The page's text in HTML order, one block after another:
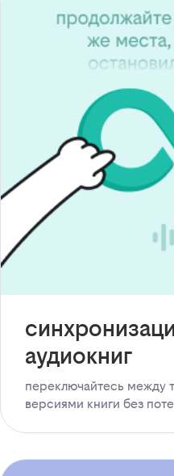
аудиокниг
переключайтесь между
версиями книги без